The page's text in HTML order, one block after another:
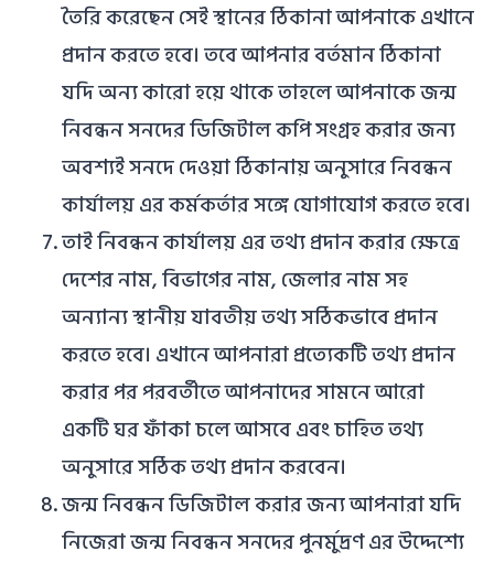
তৈরি করেছেন সেই স্থানের ঠিকানা আপনাকে এখানে
প্রদান করতে হবে। তবে আপনার বর্তমান ঠিকানা
যদি অন্য কারো হয়ে থাকে তাহলে আপনাকে জন্ম
নিবন্ধন সনদের ডিজিটাল কপি সংগ্রহ করার জন্য
অবশ্যই সনদে দেওয়া ঠিকানায় অনুসারে নিবন্ধন
কার্যালয় এর কর্মকর্তার সঙ্গে যোগাযোগ করতে হবে।
তাই নিবন্ধন কার্যালয় এর তথ্য প্রদান করার ক্ষেত্রে
দেশের নাম, বিভাগের নাম, জেলার নাম সহ
অন্যান্য স্থানীয় যাবতীয় তথ্য সঠিকভাবে প্রদান
করতে হবে। এখানে আপনারা প্রত্যেকটি তথ্য প্রদান
করার পর পরবর্তীতে আপনাদের সামনে আরো
একটি ঘর ফাঁকা চলে আসবে এবং চাহিত তথ্য
অনুসারে সঠিক তথ্য প্রদান করবেন।
জন্ম নিবন্ধন ডিজিটাল করার জন্য আপনারা যদি
নিজেরা জন্ম নিবন্ধন সনদের পুনর্মুদ্রণ এর উদ্দেশ্যে